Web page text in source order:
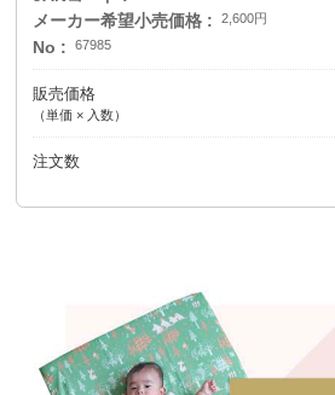
メーカー希望小売価格 2,600円
No 67985
販売価格
（単価 × 入数）
注文数